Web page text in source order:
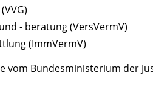
- beratung (VersVermV)
(ImmVermV)
vom Bundesministerium der